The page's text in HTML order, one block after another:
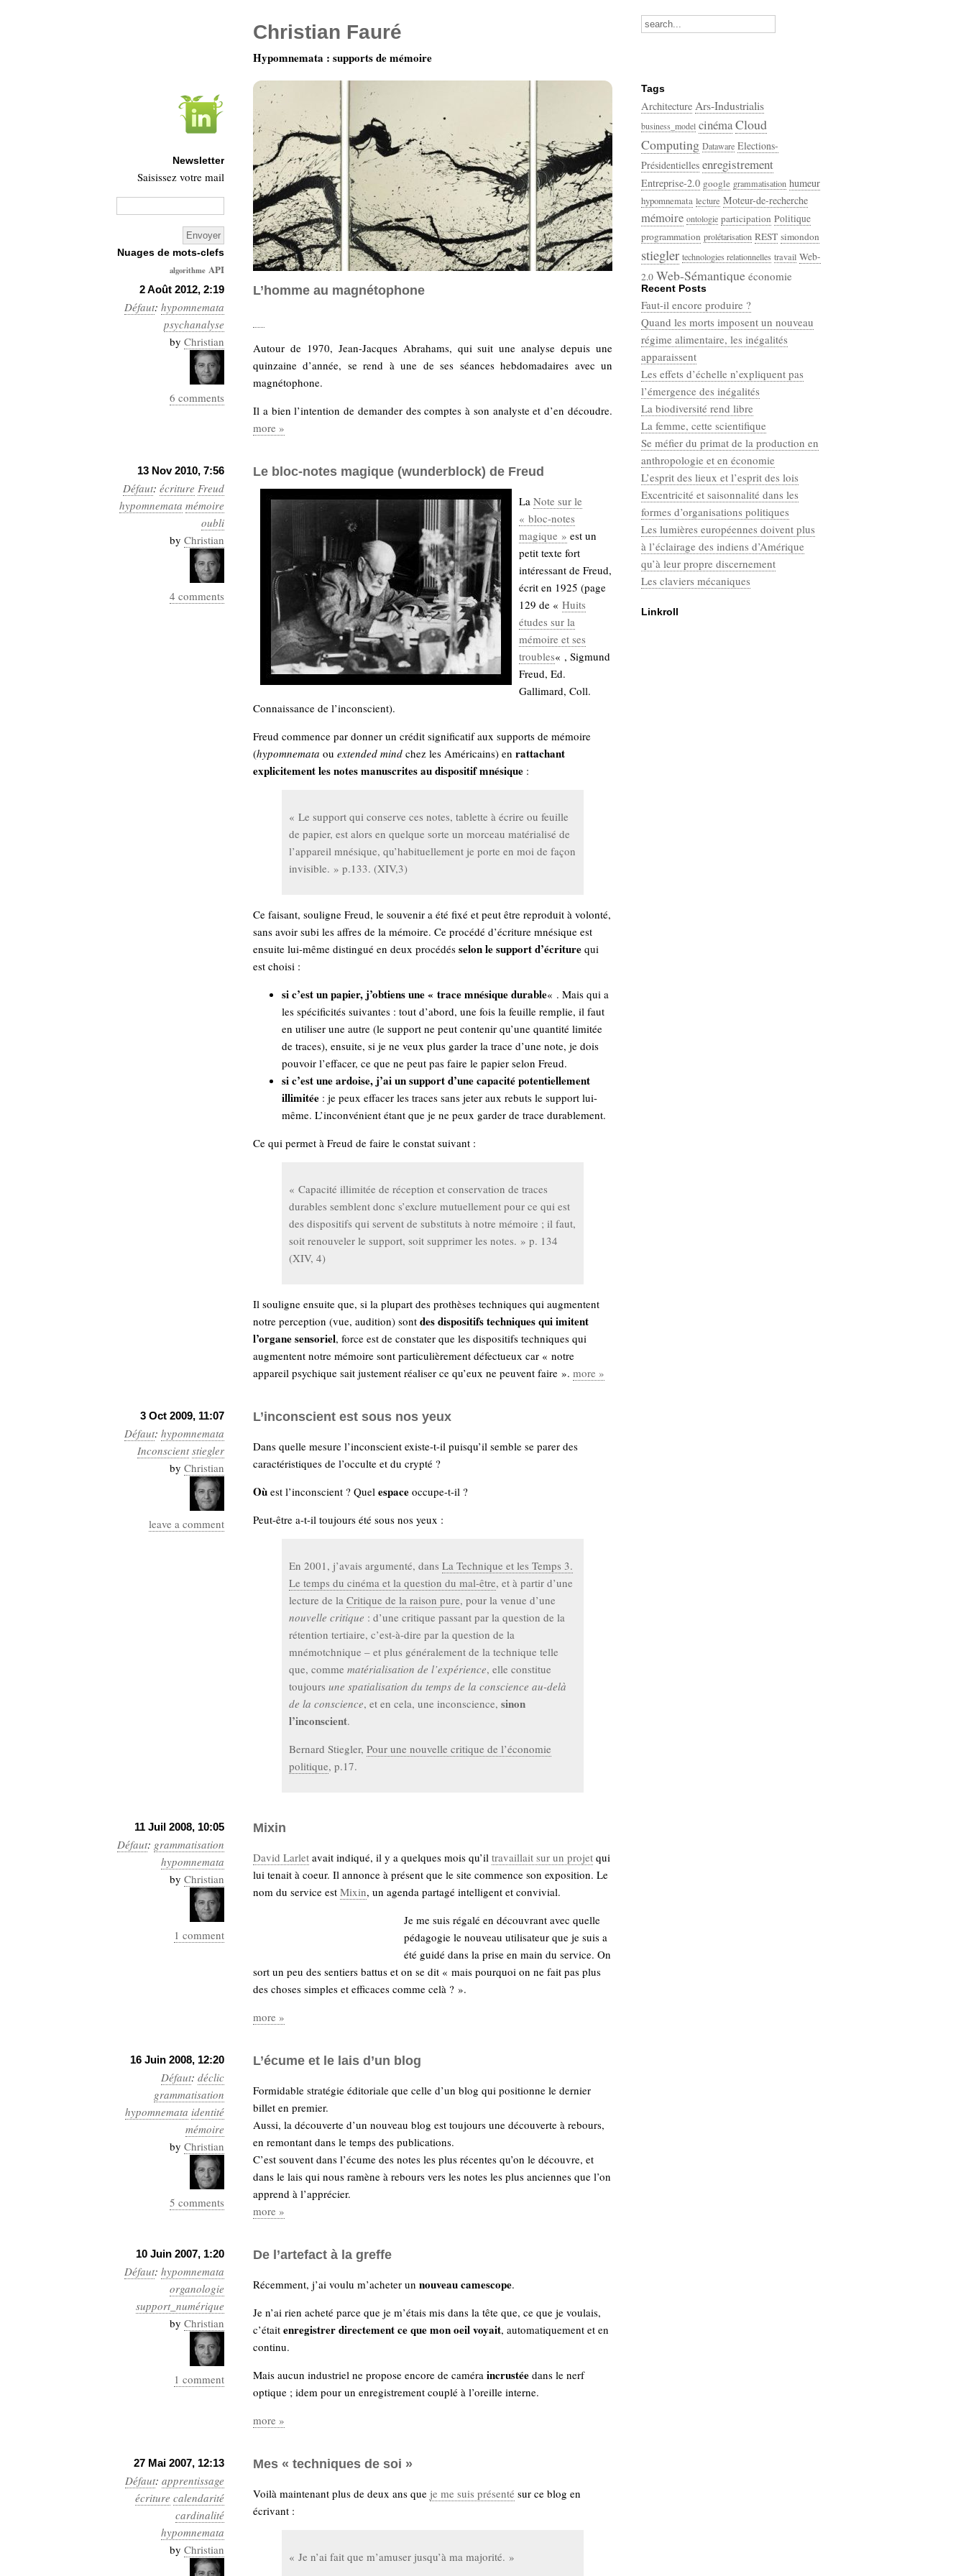
2 Août 2012, 2:19
Défaut: hypomnemata
psychanalyse
by Christian
6 comments
L’homme au magnétophone
Autour de 1970, Jean-Jacques Abrahams, qui suit une analyse depuis une
quinzaine d’année, se rend à une de ses séances hebdomadaires avec un
magnétophone.
Il a bien l’intention de demander des comptes à son analyste et d’en découdre.
more »
13 Nov 2010, 7:56
Défaut: écriture Freud
hypomnemata mémoire
oubli
by Christian
4 comments
Le bloc-notes magique (wunderblock) de Freud
La Note sur le
« bloc-notes
magique » est un
petit texte fort
intéressant de Freud,
écrit en 1925 (page
129 de « Huits
études sur la
mémoire et ses
troubles« , Sigmund
Freud, Ed.
Gallimard, Coll.
Connaissance de l’inconscient).
Freud commence par donner un crédit significatif aux supports de mémoire
(hypomnemata ou extended mind chez les Américains) en rattachant
explicitement les notes manuscrites au dispositif mnésique :
« Le support qui conserve ces notes, tablette à écrire ou feuille
de papier, est alors en quelque sorte un morceau matérialisé de
l’appareil mnésique, qu’habituellement je porte en moi de façon
invisible. » p.133. (XIV,3)
Ce faisant, souligne Freud, le souvenir a été fixé et peut être reproduit à volonté,
sans avoir subi les affres de la mémoire. Ce procédé d’écriture mnésique est
ensuite lui-même distingué en deux procédés selon le support d’écriture qui
est choisi :
si c’est un papier, j’obtiens une « trace mnésique durable« . Mais qui a
les spécificités suivantes : tout d’abord, une fois la feuille remplie, il faut
en utiliser une autre (le support ne peut contenir qu’une quantité limitée
de traces), ensuite, si je ne veux plus garder la trace d’une note, je dois
pouvoir l’effacer, ce que ne peut pas faire le papier selon Freud.
si c’est une ardoise, j’ai un support d’une capacité potentiellement
illimitée : je peux effacer les traces sans jeter aux rebuts le support lui-
même. L’inconvénient étant que je ne peux garder de trace durablement.
Ce qui permet à Freud de faire le constat suivant :
« Capacité illimitée de réception et conservation de traces
durables semblent donc s’exclure mutuellement pour ce qui est
des dispositifs qui servent de substituts à notre mémoire ; il faut,
soit renouveler le support, soit supprimer les notes. » p. 134
(XIV, 4)
Il souligne ensuite que, si la plupart des prothèses techniques qui augmentent
notre perception (vue, audition) sont des dispositifs techniques qui imitent
l’organe sensoriel, force est de constater que les dispositifs techniques qui
augmentent notre mémoire sont particulièrement défectueux car « notre
appareil psychique sait justement réaliser ce qu’eux ne peuvent faire ». more »
3 Oct 2009, 11:07
Défaut: hypomnemata
Inconscient stiegler
by Christian
leave a comment
L’inconscient est sous nos yeux
Dans quelle mesure l’inconscient existe-t-il puisqu’il semble se parer des
caractéristiques de l’occulte et du crypté ?
Où est l’inconscient ? Quel espace occupe-t-il ?
Peut-être a-t-il toujours été sous nos yeux :
En 2001, j’avais argumenté, dans La Technique et les Temps 3.
Le temps du cinéma et la question du mal-être, et à partir d’une
lecture de la Critique de la raison pure, pour la venue d’une
nouvelle critique : d’une critique passant par la question de la
rétention tertiaire, c’est-à-dire par la question de la
mnémotchnique – et plus généralement de la technique telle
que, comme matérialisation de l’expérience, elle constitue
toujours une spatialisation du temps de la conscience au-delà
de la conscience, et en cela, une inconscience, sinon
l’inconscient.
Bernard Stiegler, Pour une nouvelle critique de l’économie
politique, p.17.
11 Juil 2008, 10:05
Défaut: grammatisation
hypomnemata
by Christian
1 comment
Mixin
David Larlet avait indiqué, il y a quelques mois qu’il travaillait sur un projet qui
lui tenait à coeur. Il annonce à présent que le site commence son exposition. Le
nom du service est Mixin, un agenda partagé intelligent et convivial.
Je me suis régalé en découvrant avec quelle
pédagogie le nouveau utilisateur que je suis a
été guidé dans la prise en main du service. On
sort un peu des sentiers battus et on se dit « mais pourquoi on ne fait pas plus
des choses simples et efficaces comme celà ? ».
more »
16 Juin 2008, 12:20
Défaut: déclic
grammatisation
hypomnemata identité
mémoire
by Christian
5 comments
L’écume et le lais d’un blog
Formidable stratégie éditoriale que celle d’un blog qui positionne le dernier
billet en premier.
Aussi, la découverte d’un nouveau blog est toujours une découverte à rebours,
en remontant dans le temps des publications.
C’est souvent dans l’écume des notes les plus récentes qu’on le découvre, et
dans le lais qui nous ramène à rebours vers les notes les plus anciennes que l’on
apprend à l’apprécier.
more »
10 Juin 2007, 1:20
Défaut: hypomnemata
organologie
support_numérique
by Christian
1 comment
De l’artefact à la greffe
Récemment, j’ai voulu m’acheter un nouveau camescope.
Je n’ai rien acheté parce que je m’étais mis dans la tête que, ce que je voulais,
c’était enregistrer directement ce que mon oeil voyait, automatiquement et en
continu.
Mais aucun industriel ne propose encore de caméra incrustée dans le nerf
optique ; idem pour un enregistrement couplé à l’oreille interne.
more »
27 Mai 2007, 12:13
Défaut: apprentissage
écriture calendarité
cardinalité
hypomnemata
by Christian
Mes « techniques de soi »
Voilà maintenant plus de deux ans que je me suis présenté sur ce blog en
écrivant :
« Je n’ai fait que m’amuser jusqu’à ma majorité. »
Recent Posts
Faut-il encore produire ?
Quand les morts imposent un nouveau
régime alimentaire, les inégalités
apparaissent
Les effets d’échelle n’expliquent pas
l’émergence des inégalités
La biodiversité rend libre
La femme, cette scientifique
Se méfier du primat de la production en
anthropologie et en économie
L’esprit des lieux et l’esprit des lois
Excentricité et saisonnalité dans les
formes d’organisations politiques
Les lumières européennes doivent plus
à l’éclairage des indiens d’Amérique
qu’à leur propre discernement
Les claviers mécaniques
Linkroll
Christian Fauré
Hypomnemata : supports de mémoire
Newsletter
Saisissez votre mail
Nuages de mots-clefs
algorithme API
Architecture
Ars-
Industrialis
business_model
cinéma
Cloud
consulting contribution
Dataware Derrida
Digital
Studies Elections-
Présidentielles
enregistrement
Entreprise-
2.0google
Tags
Architecture Ars-Industrialis
business_model cinémaCloud
Computing Dataware Elections-
Présidentielles enregistrement
Entreprise-2.0 google grammatisation humeur
hypomnemata lecture Moteur-de-recherche
mémoire ontologie participation Politique
programmation prolétarisation REST simondon
stiegler technologies relationnelles travail Web-
2.0 Web-Sémantique économie
écriture
Categories
Défaut